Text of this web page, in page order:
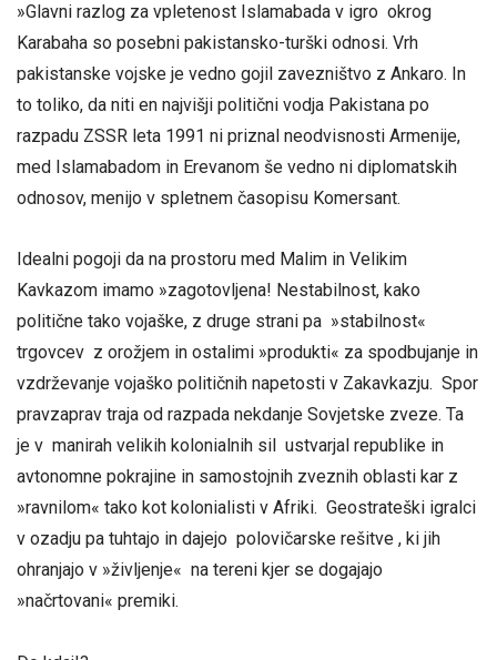
»Glavni razlog za vpletenost Islamabada v igro okrog
Karabaha so posebni pakistansko-turški odnosi. Vrh
pakistanske vojske je vedno gojil zavezništvo z Ankaro. In
to toliko, da niti en najvišji politični vodja Pakistana po
razpadu ZSSR leta 1991 ni priznal neodvisnosti Armenije,
med Islamabadom in Erevanom še vedno ni diplomatskih
odnosov, menijo v spletnem časopisu Komersant.
Idealni pogoji da na prostoru med Malim in Velikim
Kavkazom imamo »zagotovljena! Nestabilnost, kako
politične tako vojaške, z druge strani pa »stabilnost«
trgovcev z orožjem in ostalimi »produkti« za spodbujanje in
vzdrževanje vojaško političnih napetosti v Zakavkazju. Spor
pravzaprav traja od razpada nekdanje Sovjetske zveze. Ta
je v manirah velikih kolonialnih sil ustvarjal republike in
avtonomne pokrajine in samostojnih zveznih oblasti kar z
»ravnilom« tako kot kolonialisti v Afriki. Geostrateški igralci
v ozadju pa tuhtajo in dajejo polovičarske rešitve , ki jih
ohranjajo v »življenje« na tereni kjer se dogajajo
»načrtovani« premiki.